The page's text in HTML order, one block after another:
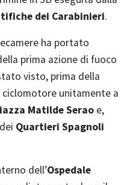
dei Carabinieri.
ha portato
prima azione di fuoco
visto, prima della
ciclomotore unitamente a
Matilde Serao e,
Quartieri Spagnoli
dell’Ospedale